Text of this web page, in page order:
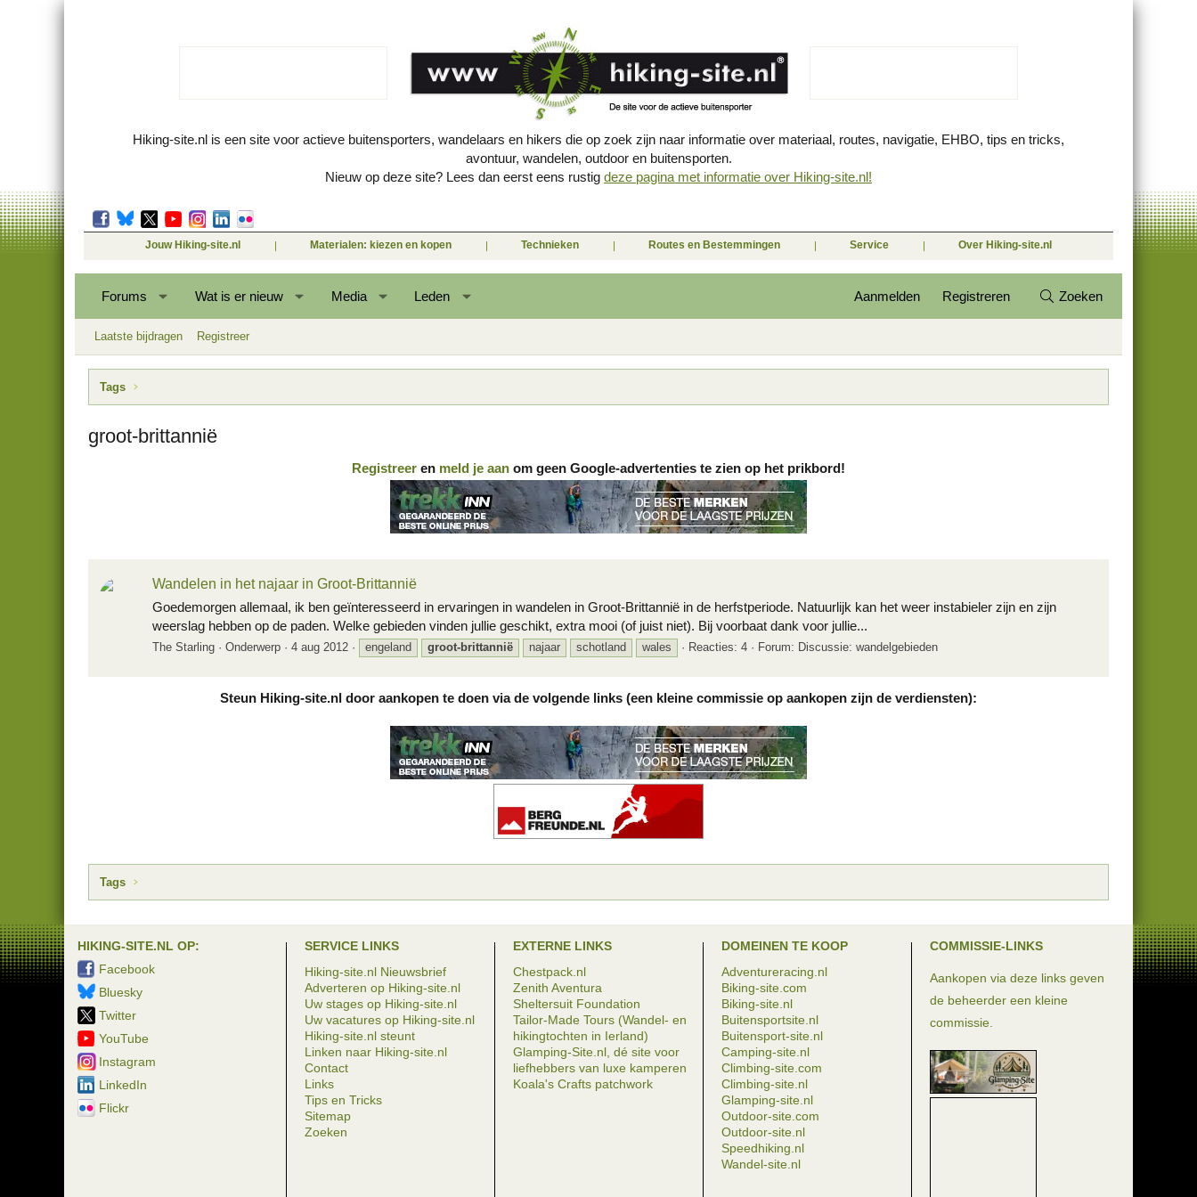
Hiking-site.nl is een site voor actieve buitensporters, wandelaars en hikers die op zoek zijn naar informatie over materiaal, routes, navigatie, EHBO, tips en tricks,
avontuur, wandelen, outdoor en buitensporten.
Nieuw op deze site? Lees dan eerst eens rustig deze pagina met informatie over Hiking-site.nl!
Jouw Hiking-site.nl Materialen: kiezen en kopen Technieken Routes en Bestemmingen Service Over Hiking-site.nl
Forums Wat is er nieuw Media Leden Aanmelden Registreren Zoeken
Laatste bijdragen Registreer
Tags
groot-brittannië
Registreer en meld je aan om geen Google-advertenties te zien op het prikbord!
Wandelen in het najaar in Groot-Brittannië
Goedemorgen allemaal, ik ben geïnteresseerd in ervaringen in wandelen in Groot-Brittannië in de herfstperiode. Natuurlijk kan het weer instabieler zijn en zijn
weerslag hebben op de paden. Welke gebieden vinden jullie geschikt, extra mooi (of juist niet). Bij voorbaat dank voor jullie...
The Starling Onderwerp 4 aug 2012 engeland groot-brittannië najaar schotland wales Reacties: 4 Forum: Discussie: wandelgebieden
Steun Hiking-site.nl door aankopen te doen via de volgende links (een kleine commissie op aankopen zijn de verdiensten):
Tags
HIKING-SITE.NL OP:
Facebook
Bluesky
Twitter
YouTube
Instagram
LinkedIn
Flickr
SERVICE LINKS
Hiking-site.nl Nieuwsbrief
Adverteren op Hiking-site.nl
Uw stages op Hiking-site.nl
Uw vacatures op Hiking-site.nl
Hiking-site.nl steunt
Linken naar Hiking-site.nl
Contact
Links
Tips en Tricks
Sitemap
Zoeken
EXTERNE LINKS
Chestpack.nl
Zenith Aventura
Sheltersuit Foundation
Tailor-Made Tours (Wandel- en
hikingtochten in Ierland)
Glamping-Site.nl, dé site voor
liefhebbers van luxe kamperen
Koala's Crafts patchwork
DOMEINEN TE KOOP
Adventureracing.nl
Biking-site.com
Biking-site.nl
Buitensportsite.nl
Buitensport-site.nl
Camping-site.nl
Climbing-site.com
Climbing-site.nl
Glamping-site.nl
Outdoor-site.com
Outdoor-site.nl
Speedhiking.nl
Wandel-site.nl
COMMISSIE-LINKS
Aankopen via deze links geven
de beheerder een kleine
commissie.